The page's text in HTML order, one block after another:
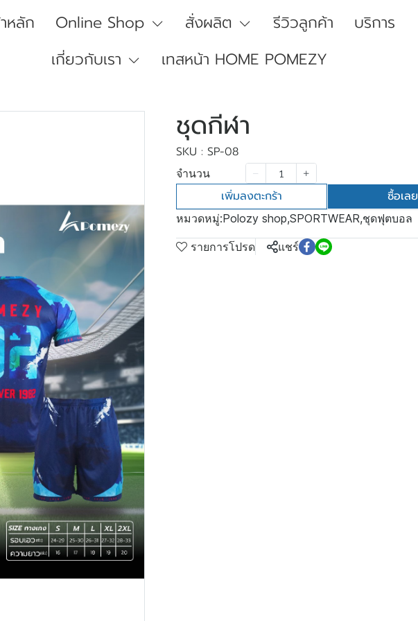
หลัก Online Shop สั่งผลิต รีวิวลูกค้า
บริการ
เกี่ยวกับเรา
เทสหน้า HOME POMEZY
ชุดกีฬา
SKU : SP-08
จำนวน
เพิ่มลงตะกร้า ซื้อเลย
หมวดหมู่:Polozy shop,SPORTWEAR,ชุดฟุตบอล
รายการโปรด แชร์